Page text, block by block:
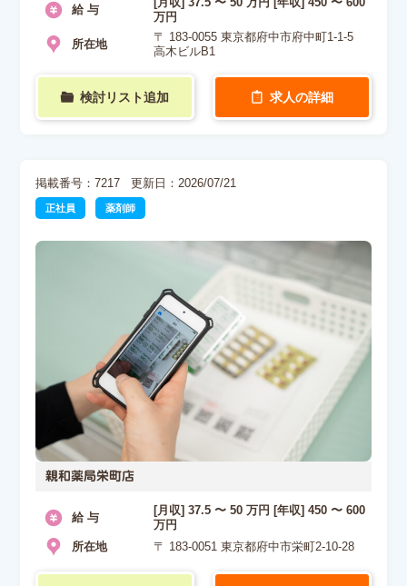
給 与
[月収] 37.5 〜 50 万円 [年収] 450 〜 600
万円
所在地
〒 183-0055 東京都府中市府中町1-1-5
高木ビルB1
検討リスト追加 求人の詳細
掲載番号：7217 更新日：2026/07/21
正社員 薬剤師
親和薬局栄町店
給 与
[月収] 37.5 〜 50 万円 [年収] 450 〜 600
万円
所在地
〒 183-0051 東京都府中市栄町2-10-28